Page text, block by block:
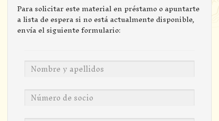
Para solicitar este material en préstamo o apuntarte
a lista de espera si no está actualmente disponible,
envía el siguiente formulario: